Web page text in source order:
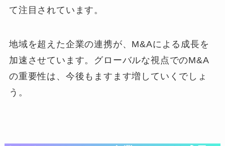
て注目されています。
地域を超えた企業の連携が、M&Aによる成長を
加速させています。グローバルな視点でのM&A
の重要性は、今後もますます増していくでしょ
う。